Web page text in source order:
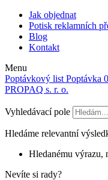
Jak objednat
Potisk reklamních
Blog
Kontakt
Menu
Poptávkový list Poptávka 0
PROPAQ s. r. o.
Vyhledávací pole
Hledáme relevantní
Hledanému výrazu,
Nevíte si rady?